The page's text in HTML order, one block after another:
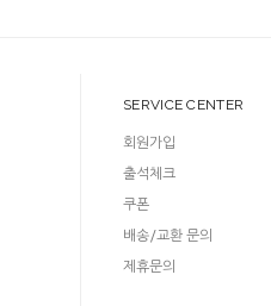
SERVICE CENTER
회원가입
출석체크
쿠폰
배송/교환 문의
제휴문의